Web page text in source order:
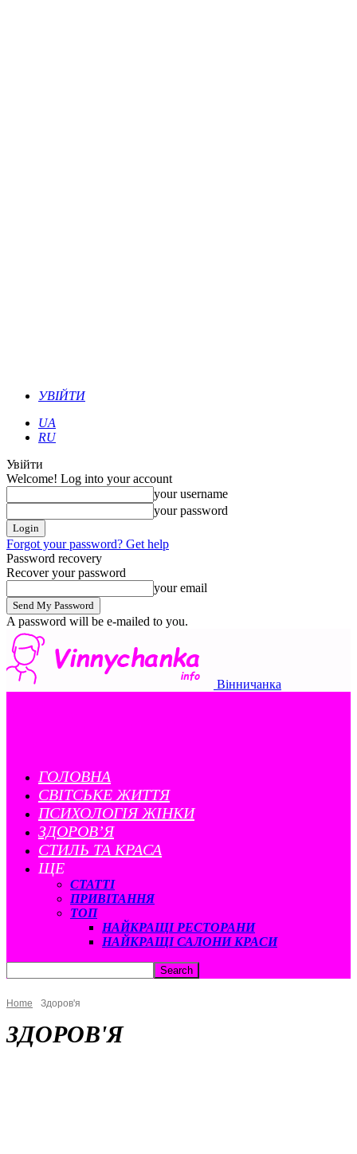
УВІЙТИ
UA
RU
Увійти
Welcome! Log into your account
your username
your password
Forgot your password? Get help
Password recovery
Recover your password
your email
A password will be e-mailed to you.
Вінничанка
ГОЛОВНА
CВІТСЬКЕ ЖИТТЯ
ПСИХОЛОГІЯ ЖІНКИ
ЗДОРОВ’Я
СТИЛЬ ТА КРАСА
ЩЕ
СТАТТІ
ПРИВІТАННЯ
ТОП
НАЙКРАЩІ РЕСТОРАНИ
НАЙКРАЩІ САЛОНИ КРАСИ
Home Здоров'я
ЗДОРОВ'Я